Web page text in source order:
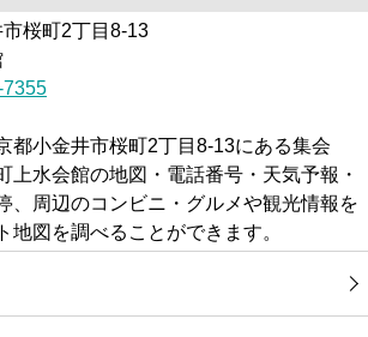
桜町2丁目8-13
都小金井市桜町2丁目8-13にある集会
上水会館の地図・電話番号・天気予報・
、周辺のコンビニ・グルメや観光情報を
地図を調べることができます。